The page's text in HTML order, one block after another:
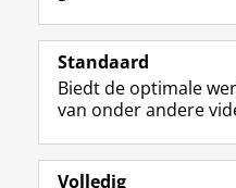
Volg de RUG
Studiekiezers
Alumni
Standaard
Biedt de optimale
van onder andere
Volledig